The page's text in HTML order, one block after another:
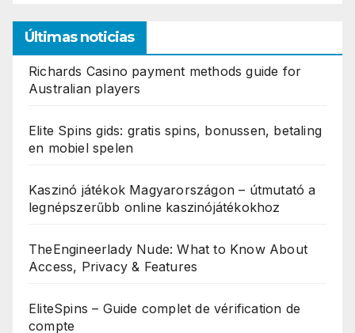
Últimas noticias
Richards Casino payment methods guide for
Australian players
Elite Spins gids: gratis spins, bonussen, betaling
en mobiel spelen
Kaszinó játékok Magyarországon – útmutató a
legnépszerűbb online kaszinójátékokhoz
TheEngineerlady Nude: What to Know About
Access, Privacy & Features
EliteSpins – Guide complet de vérification de
compte